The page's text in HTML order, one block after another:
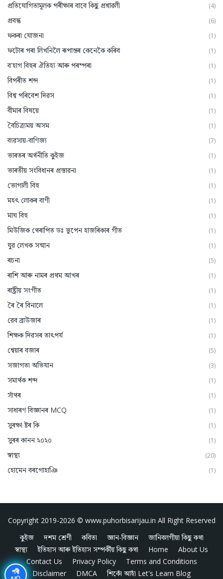
পৰী
প্ৰতিযোগিতামূলক পৰীক্ষাৰ বাবে কিছু প্ৰশ্নাৱলী (4)
প্ৰবন্ধ (6)
ফকৰা যোজনা (1)
ফটোৰ পৰা লিখনিলৈ ৰূপান্তৰ কেনেকৈ কৰিব (1)
ব'হাগ বিহুৰ ঐতিহ্য আৰু পৰম্পৰা (1)
বিপৰীত শব্দ (1)
বিশ্ব পৰিবেশ দিৱস (1)
বীমাৰ বিষয়ে (1)
বৈচিত্ৰ্যময় অসম (1)
ব্যৱসায়-বাণিজ্য (7)
ভাৰতৰ অৰ্থনীতি কুইজ (1)
ভাৰতীয় সংবিধানৰ প্ৰস্তাৱনা (1)
ভোগালী বিহু (1)
মহৎ লোকৰ বাণী (1)
মাঘ বিহু (1)
মিউজিক থেৰাপিত ডঃ ভূপেন হাজৰিকাৰ গীত (1)
যুৱ লেখক সন্মান (1)
ৰচনা (5)
ৰাশি আৰু নামৰ প্ৰথম আখৰ (1)
ৰাষ্ট্ৰীয় সংগীত (1)
ৰৈ ৰৈ বিনালে (1)
ৱেব ব্ৰাউজাৰ (1)
শিক্ষক দিৱসৰ তাৎপর্য (1)
শ্বেয়াৰ বজাৰ (5)
সজাগতা অভিযান (3)
সমার্থক শব্দ (1)
সাঁথৰ (1)
সাধাৰণ বিজ্ঞানৰ MCQ (1)
সুৰক্ষা ষ্টৰ কি (1)
সুৰৰ কানন ২০২০ (1)
স্বাস্থ্য (20)
হোমেন বৰগোহাঞি (1)
Copyright 2019-2026 © www.puhorbisarijau.in All Right Reserved
কুইজ
দশম শ্ৰেণী কবিতা জ্ঞান-বিজ্ঞান
জানিবলগীয়া কিছু কথা
স্বাস্থ্য
ইতিহাস আৰু ইতিহাস সম্পৰ্কীয় কিছু কথা Home
About Us
Contact Us
Privacy Policy
Terms and Conditions
Disclaimer
DMCA শিকোঁ আহাঁ Let's Learn Blog